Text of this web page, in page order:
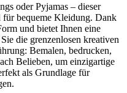
oder Pyjamas – dieser
für bequeme Kleidung. Dank
und bietet Ihnen eine
die grenzenlosen kreativen
Bemalen, bedrucken,
Belieben, um einzigartige
als Grundlage für